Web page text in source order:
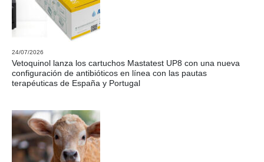
24/07/2026
Vetoquinol lanza los cartuchos Mastatest UP8 con una nueva
configuración de antibióticos en línea con las pautas
terapéuticas de España y Portugal